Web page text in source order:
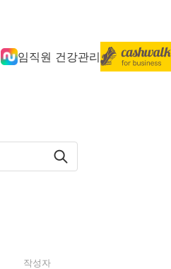
임직원 건강관리
작성자